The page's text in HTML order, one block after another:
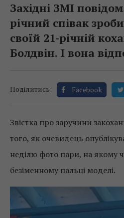
Західні ЗМІ
річний співак
своїй 21-річній
Болдвін. І вона
Поділитись: Facebook
Звістка про заручини
того, як очевидець
неділю фото пари, на якому
безіменному пальці моделі.